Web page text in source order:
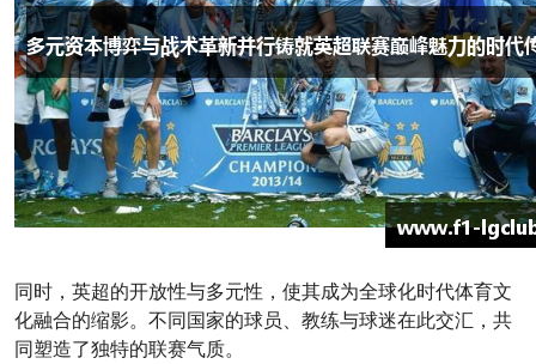
同时，英超的开放性与多元性，使其成为全球化时代体育文
化融合的缩影。不同国家的球员、教练与球迷在此交汇，共
同塑造了独特的联赛气质。